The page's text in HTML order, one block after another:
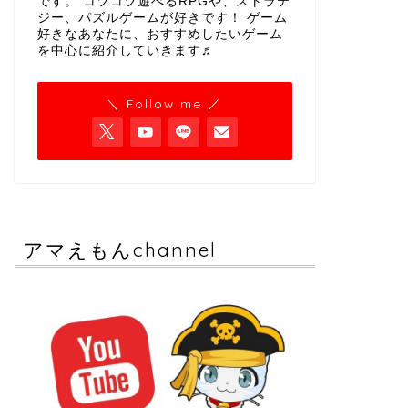
ジー、パズルゲームが好きです！ ゲーム
好きなあなたに、おすすめしたいゲーム
を中心に紹介していきます♬
＼ Follow me ／
アマえもんchannel